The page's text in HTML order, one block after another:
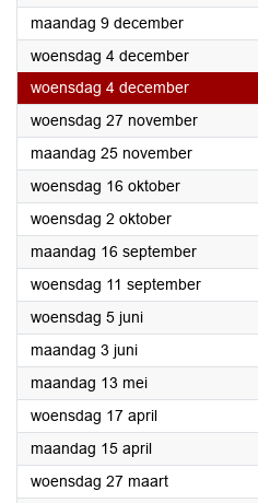
maandag 9 december2024
woensdag 4 december2024
woensdag 4 december2024
woensdag 27 november2024
maandag 25 november2024
woensdag 16 oktober2024
woensdag 2 oktober2024
maandag 16 september2024
woensdag 11 september2024
woensdag 5 juni2024
maandag 3 juni2024
maandag 13 mei2024
woensdag 17 april2024
maandag 15 april2024
woensdag 27 maart2024